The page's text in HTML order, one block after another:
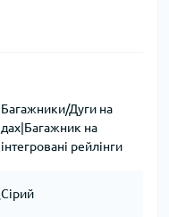
Багажники/Дуги на
дах|Багажник на
інтегровані рейлінги
Сірий